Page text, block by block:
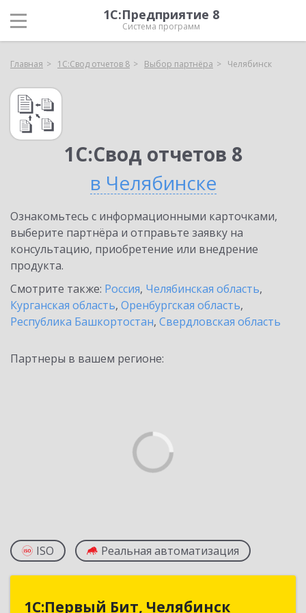
1С:Предприятие 8
Система программ
Главная 1С:Свод отчетов 8 Выбор партнёра Челябинск
1С:Свод отчетов 8
в Челябинске
Ознакомьтесь с информационными карточками,
выберите партнёра и отправьте заявку на
консультацию, приобретение или внедрение
продукта.
Смотрите также: Россия, Челябинская область,
Курганская область, Оренбургская область,
Республика Башкортостан, Свердловская область
Партнеры в вашем регионе:
ISO Реальная автоматизация
1С:Первый Бит, Челябинск
1С:Первый Бит, Челябинск